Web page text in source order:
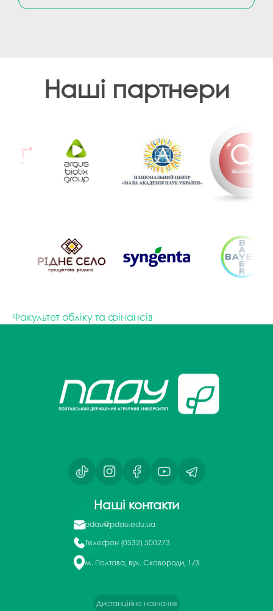
Наші партнери
Факультет обліку та фінансів
Наші контакти
pdau@pdau.edu.ua
Телефон (0532) 500273
м. Полтава, вул. Сковороди, 1/3
Дистанційне навчання